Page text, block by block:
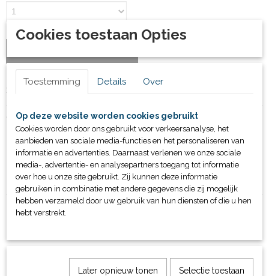
Specificaties
Productcode
20090
Bruto gewicht
1,01 Kg
Omschrijving
Maat S - turquoise
Maat M - rood
Maat L - blauw
Ook interessant
Cookies toestaan Opties
Toestemming Details Over
Op deze website worden cookies gebruikt
Cookies worden door ons gebruikt voor verkeersanalyse, het
aanbieden van sociale media-functies en het personaliseren van
informatie en advertenties. Daarnaast verlenen we onze sociale
media-, advertentie- en analysepartners toegang tot informatie
over hoe u onze site gebruikt. Zij kunnen deze informatie
gebruiken in combinatie met andere gegevens die zij mogelijk
hebben verzameld door uw gebruik van hun diensten of die u hen
hebt verstrekt.
Later opnieuw tonen Selectie toestaan